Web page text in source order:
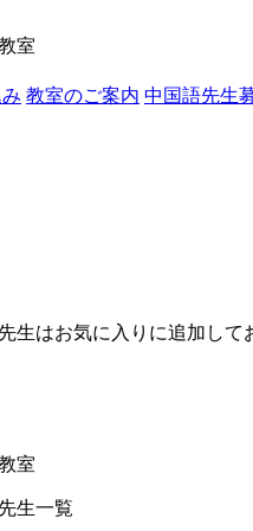
室
教室のご案内 中国語先生
生はお気に入りに追加して
室
生一覧